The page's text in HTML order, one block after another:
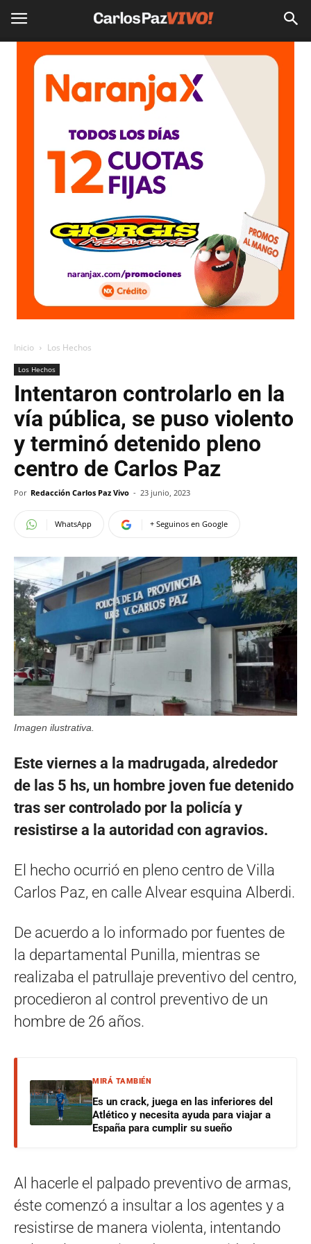
Inicio Los Hechos
Los Hechos
Intentaron controlarlo en la
vía pública, se puso violento
y terminó detenido pleno
centro de Carlos Paz
Por Redacción Carlos Paz Vivo - 23 junio, 2023
WhatsApp + Seguinos en Google
Imagen ilustrativa.
Este viernes a la madrugada, alrededor
de las 5 hs, un hombre joven fue detenido
tras ser controlado por la policía y
resistirse a la autoridad con agravios.
El hecho ocurrió en pleno centro de Villa
Carlos Paz, en calle Alvear esquina Alberdi.
De acuerdo a lo informado por fuentes de
la departamental Punilla, mientras se
realizaba el patrullaje preventivo del centro,
procedieron al control preventivo de un
hombre de 26 años.
MIRÁ TAMBIÉN
Es un crack, juega en las inferiores del
Atlético y necesita ayuda para viajar a
España para cumplir su sueño
Al hacerle el palpado preventivo de armas,
éste comenzó a insultar a los agentes y a
resistirse de manera violenta, intentando